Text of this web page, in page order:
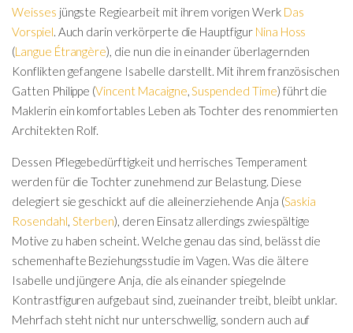
Weisses jüngste Regiearbeit mit ihrem vorigen Werk Das
Vorspiel . Auch darin verkörperte die Hauptfigur Nina Hoss
(Langue Étrangère), die nun die in einander überlagernden
Konflikten gefangene Isabelle darstellt. Mit ihrem französischen
Gatten Philippe (Vincent Macaigne Suspended Time) führt die
Maklerin ein komfortables Leben als Tochter des renommierten
Architekten Rolf.
Dessen Pflegebedürftigkeit und herrisches Temperament
werden für die Tochter zunehmend zur Belastung. Diese
delegiert sie geschickt auf die alleinerziehende Anja (Saskia
Rosendahl Sterben), deren Einsatz allerdings zwiespältige
Motive zu haben scheint. Welche genau das sind, belässt die
schemenhafte Beziehungsstudie im Vagen. Was die ältere
Isabelle und jüngere Anja, die als einander spiegelnde
Kontrastfiguren aufgebaut sind, zueinander treibt, bleibt unklar.
Mehrfach steht nicht nur unterschwellig, sondern auch auf